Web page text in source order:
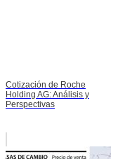
Cotización de Roche
Holding AG: Análisis y
Perspectivas